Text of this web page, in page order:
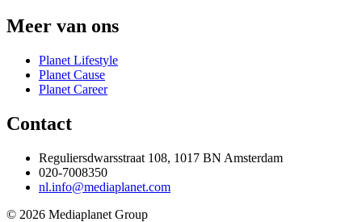
Meer van ons
Planet Lifestyle
Planet Cause
Planet Career
Contact
Reguliersdwarsstraat 108, 1017 BN Amsterdam
020-7008350
nl.info@mediaplanet.com
© 2026 Mediaplanet Group